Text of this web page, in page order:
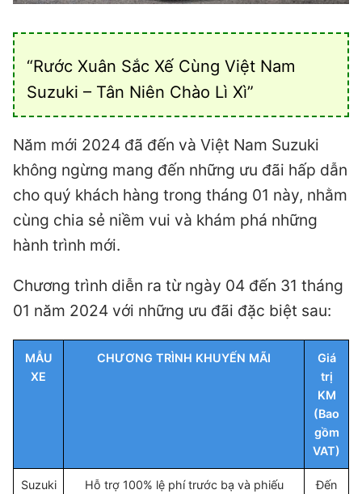
“Rước Xuân Sắc Xế Cùng Việt Nam
Suzuki – Tân Niên Chào Lì Xì”
Năm mới 2024 đã đến và Việt Nam Suzuki
không ngừng mang đến những ưu đãi hấp dẫn
cho quý khách hàng trong tháng 01 này, nhằm
cùng chia sẻ niềm vui và khám phá những
hành trình mới.
Chương trình diễn ra từ ngày 04 đến 31 tháng
01 năm 2024 với những ưu đãi đặc biệt sau:
MẪU
XE
CHƯƠNG TRÌNH KHUYẾN MÃI
Giá
trị
KM
(Bao
gồm
VAT)
Suzuki
Hỗ trợ 100% lệ phí trước bạ và phiếu
Đến